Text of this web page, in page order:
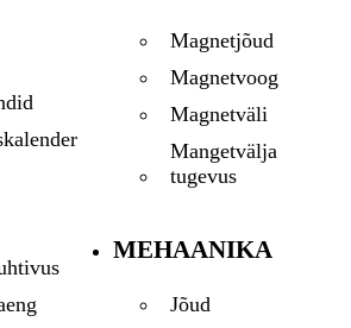
Magnetjõud
Magnetvoog
Magnetväli
Mangetvälja
tugevus
MEHAANIKA
Jõud